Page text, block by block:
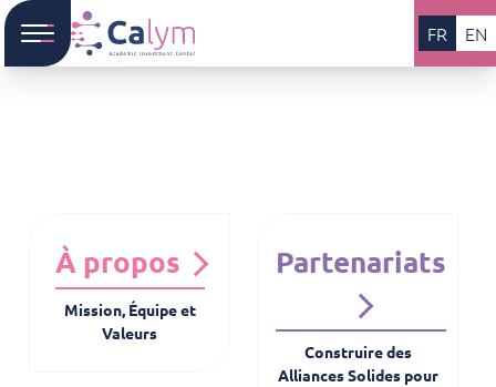
FR EN
À propos
Mission, Équipe et
Valeurs
Partenariats
Construire des
Alliances Solides pour